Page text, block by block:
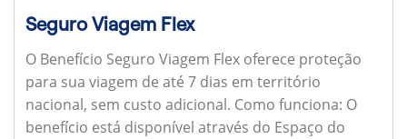
Seguro Viagem Flex
O Benefício Seguro Viagem Flex oferece proteção
para sua viagem de até 7 dias em território
nacional, sem custo adicional. Como funciona: O
benefício está disponível através do Espaço do